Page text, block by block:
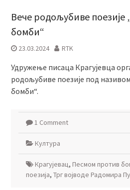
Вече родoљубиве
бомби“
23.03.2024 RTK
Удружење писаца Крагујевца
родољубиве поезије под
бомби“.
1 Comment
Култура
Крагујевац, Песмом против
поезија, Трг војводе Радомира